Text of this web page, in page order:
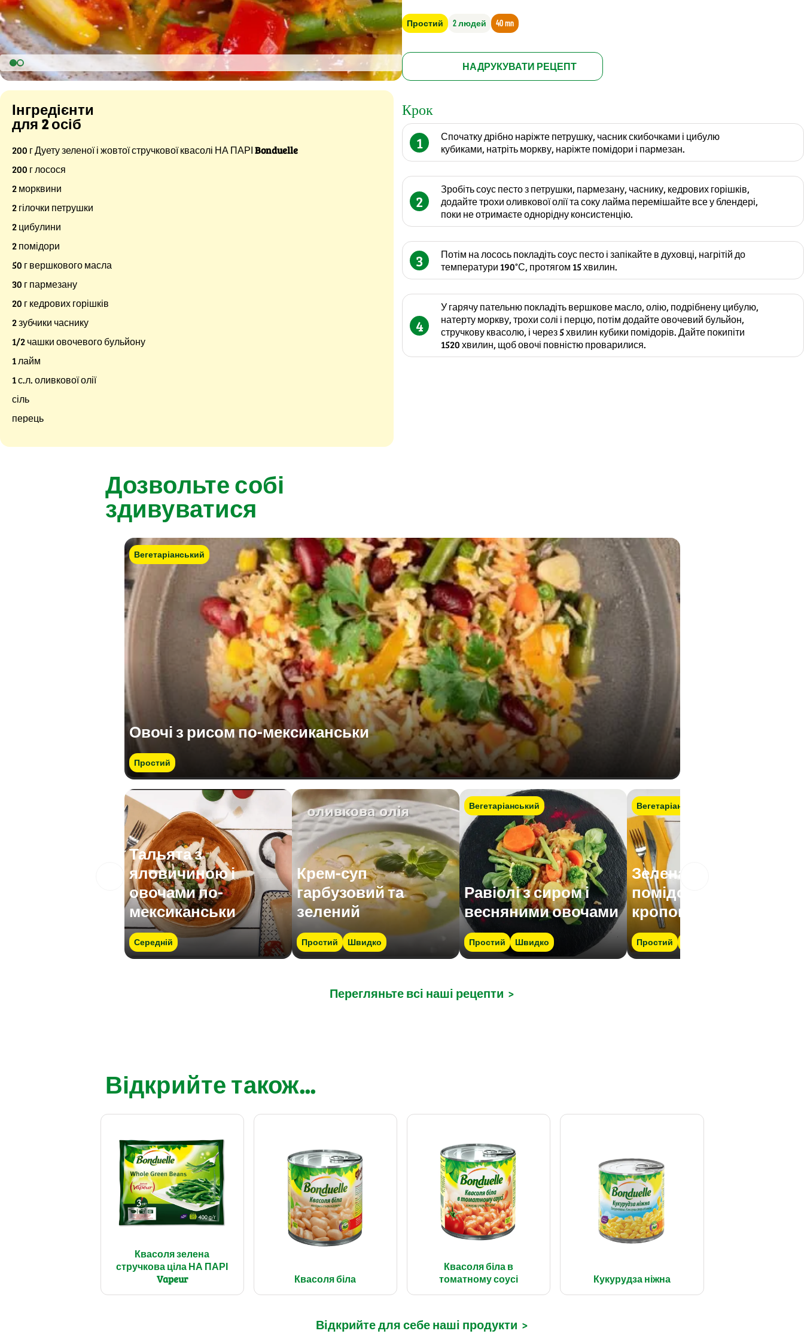
Простий 2 людей 40 mn
НАДРУКУВАТИ РЕЦЕПТ
Інгредієнти
для 2 осіб
200 г Дуету зеленої і жовтої стручкової квасолі НА ПАРІBonduelle
200 г лосося
2 морквини
2 гілочки петрушки
2 цибулини
2 помідори
50 г вершкового масла
30 г пармезану
20 г кедрових горішків
2 зубчики часнику
1/2 чашки овочевого бульйону
1 лайм
1 с.л. оливкової олії
сіль
перець
Крок
1
Спочатку дрібно наріжте петрушку, часник скибочками і цибулю
кубиками, натріть моркву, наріжте помідори і пармезан.
2
Зробіть соус песто з петрушки, пармезану, часнику, кедрових горішків,
додайте трохи оливкової олії та соку лайма перемішайте все у блендері,
поки не отримаєте однорідну консистенцію.
3
Потім на лосось покладіть соус песто і запікайте в духовці, нагрітій до
температури 190°С, протягом 15 хвилин.
4
У гарячу пательню покладіть вершкове масло, олію, подрібнену цибулю,
натерту моркву, трохи солі і перцю, потім додайте овочевий бульйон,
стручкову квасолю, і через 5 хвилин кубики помідорів. Дайте покипіти
1520 хвилин, щоб овочі повністю проварилися.
Дозвольте собі
здивуватися
Вегетаріанський
Овочі з рисом по-мексиканськи
Простий
Тальята з
яловичиною і
овочами по-
мексиканськи
Середній
Крем-суп
гарбузовий та
зелений
Простий Швидко
Вегетаріанський
Равіолі з сиром і
весняними овочами
Простий Швидко
Вегетаріанський
Зелена квасоля з
помідорами та
кропом
Простий
Перегляньте всі наші рецепти >
Відкрийте також...
Квасоля зелена
стручкова ціла НА ПАРІ
Vapeur
Квасоля біла
Квасоля біла в
томатному соусі
Кукурудза ніжна
Відкрийте для себе наші продукти >